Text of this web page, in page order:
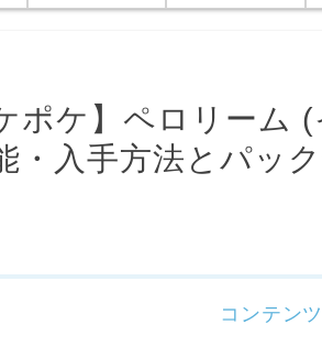
ポケ】ペロリーム
・入手方法とパッ
コンテンツ